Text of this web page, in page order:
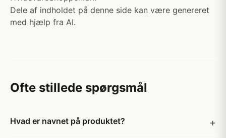
Dele af indholdet på denne side kan være genereret
med hjælp fra AI.
Ofte stillede spørgsmål
Hvad er navnet på produktet?